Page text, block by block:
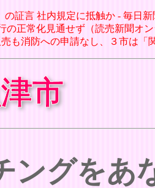
の証言 社内規定に抵触か - 毎日新
正常化見通せず（読売新聞オン
も消防への申請なし、３市は「
市
グをあ